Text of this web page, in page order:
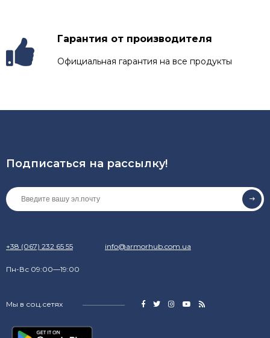
Гарантия от производителя
Официальная гарантия на все продукты
Подписаться на рассылкy!
+38 (067) 232 65 55 info@armorhub.com.ua
Пн-Вс 09:00—19:00
Мы в соц.сетях